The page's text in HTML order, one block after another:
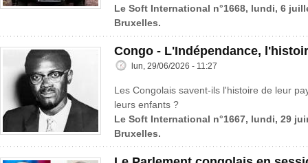
Le Soft International n°1668, lundi, 6
Bruxelles.
Congo - L'Indépendance,
lun, 29/06/2026 - 11:27
Les Congolais savent-ils l'histoire de leur
leurs enfants ?
Le Soft International n°1667, lundi, 29
Bruxelles.